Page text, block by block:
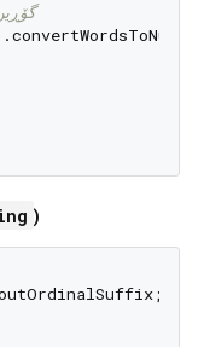
//
)